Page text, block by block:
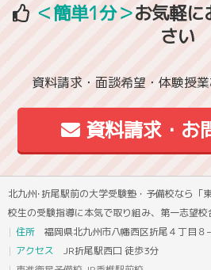
＜簡単1分＞お気軽に
さい
資料請求・面談希望・体験授
資料請求・お
北九州･折尾駅前の大学受験塾・予備校なら「
校生の受験指導に本気で取り組み、第一志望校
住所 福岡県北九州市八幡西区折尾４丁目８
アクセス JR折尾駅西口 徒歩3分